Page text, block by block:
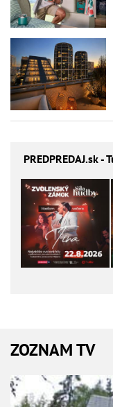
PREDPREDAJ.sk -
ZOZNAM TV